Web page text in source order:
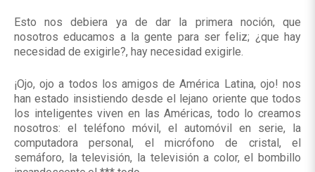
Esto nos debiera ya de dar la primera noción, que
nosotros educamos a la gente para ser feliz; ¿que hay
necesidad de exigirle?, hay necesidad exigirle.
¡Ojo, ojo a todos los amigos de América Latina, ojo! nos
han estado insistiendo desde el lejano oriente que todos
los inteligentes viven en las Américas, todo lo creamos
nosotros: el teléfono móvil, el automóvil en serie, la
computadora personal, el micrófono de cristal, el
semáforo, la televisión, la televisión a color, el bombillo